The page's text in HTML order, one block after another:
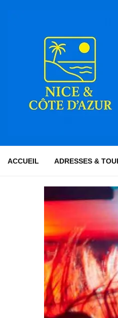
ACCUEIL ADRESSES &